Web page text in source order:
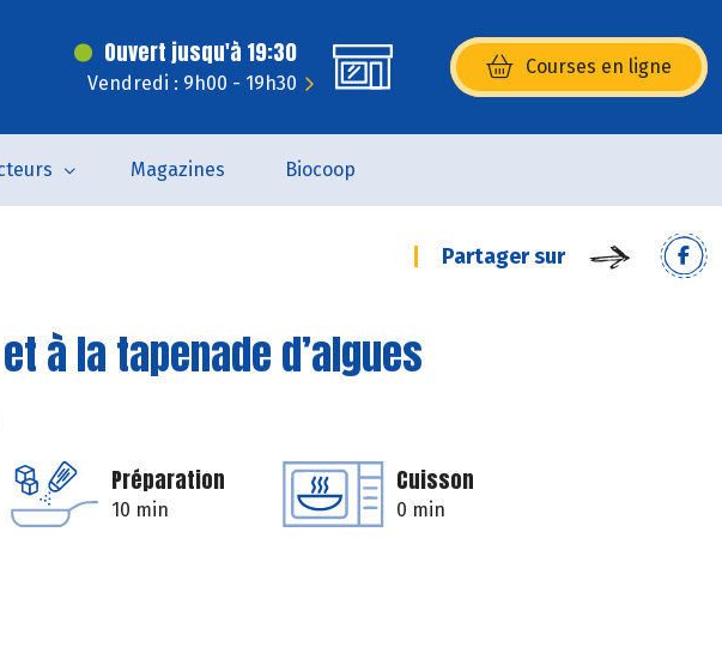
Ouvert jusqu'à 19:30
Vendredi : 9h00 - 19h30
Courses en ligne
(s’ouvre dans une nouvelle
Magazines Biocoop
Partager sur
à la tapenade d’algues
Préparation
10 min
Cuisson
0 min